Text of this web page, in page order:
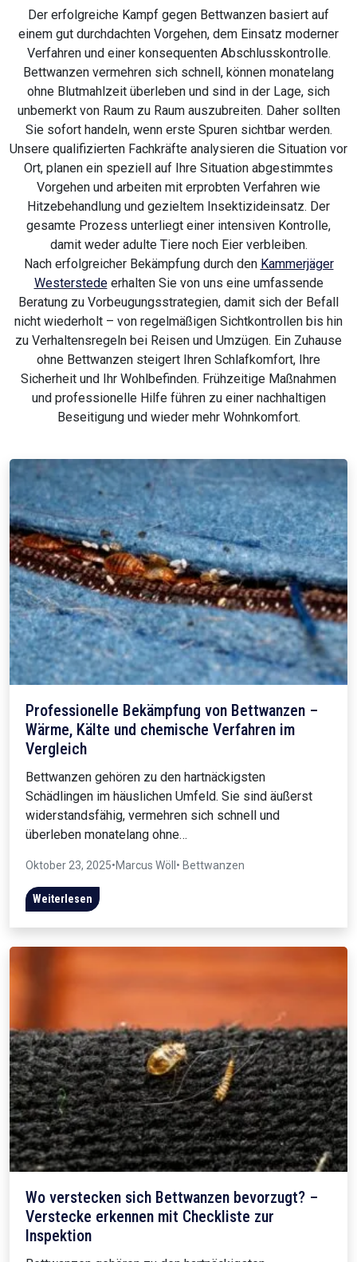
Der erfolgreiche Kampf gegen Bettwanzen basiert auf
einem gut durchdachten Vorgehen, dem Einsatz moderner
Verfahren und einer konsequenten Abschlusskontrolle.
Bettwanzen vermehren sich schnell, können monatelang
ohne Blutmahlzeit überleben und sind in der Lage, sich
unbemerkt von Raum zu Raum auszubreiten. Daher sollten
Sie sofort handeln, wenn erste Spuren sichtbar werden.
Unsere qualifizierten Fachkräfte analysieren die Situation vor
Ort, planen ein speziell auf Ihre Situation abgestimmtes
Vorgehen und arbeiten mit erprobten Verfahren wie
Hitzebehandlung und gezieltem Insektizideinsatz. Der
gesamte Prozess unterliegt einer intensiven Kontrolle,
damit weder adulte Tiere noch Eier verbleiben.
Nach erfolgreicher Bekämpfung durch den Kammerjäger
Westerstedeerhalten Sie von uns eine umfassende
Beratung zu Vorbeugungsstrategien, damit sich der Befall
nicht wiederholt – von regelmäßigen Sichtkontrollen bis hin
zu Verhaltensregeln bei Reisen und Umzügen. Ein Zuhause
ohne Bettwanzen steigert Ihren Schlafkomfort, Ihre
Sicherheit und Ihr Wohlbefinden. Frühzeitige Maßnahmen
und professionelle Hilfe führen zu einer nachhaltigen
Beseitigung und wieder mehr Wohnkomfort.
Professionelle Bekämpfung von Bettwanzen –
Wärme, Kälte und chemische Verfahren im
Vergleich
Bettwanzen gehören zu den hartnäckigsten
Schädlingen im häuslichen Umfeld. Sie sind äußerst
widerstandsfähig, vermehren sich schnell und
überleben monatelang ohne…
Oktober 23, 2025•Marcus Wöll • Bettwanzen
Weiterlesen
Wo verstecken sich Bettwanzen bevorzugt? –
Verstecke erkennen mit Checkliste zur
Inspektion